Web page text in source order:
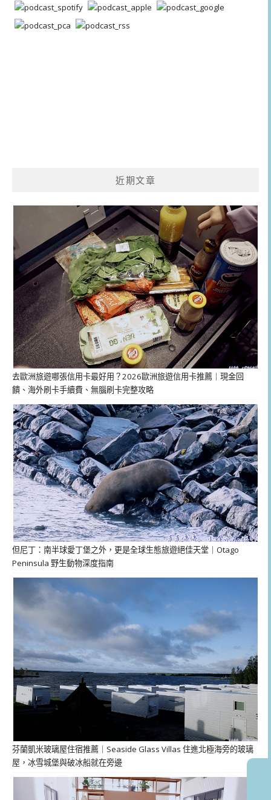
近期文章
去歐洲旅遊哪張信用卡最好用？2026歐洲旅遊信用卡推薦｜現金回
饋、海外刷卡手續費、無腦刷卡完整攻略
但尼丁：南半球愛丁堡之外，更是全球生態旅遊絕佳天堂｜Otago
Peninsula 野生動物深度指南
芬蘭凱米玻璃屋住宿推薦｜Seaside Glass Villas 住進北極海旁的玻璃
屋，冰雪城堡與破冰船就在旁邊